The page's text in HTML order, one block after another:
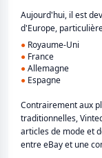
Aujourd'hui, il est
d'Europe,
● Royaume-Uni
● France
●Allemagne
● Espagne
Contrairement aux
traditionnelles,
articles de mode et
entre eBay et une